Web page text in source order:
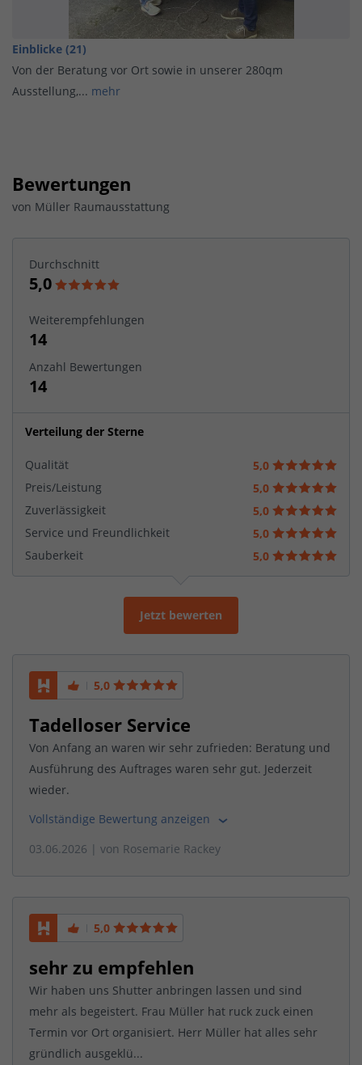
Einblicke (21)
Von der Beratung vor Ort sowie in unserer 280qm
Ausstellung,... mehr
Bewertungen
von Müller Raumausstattung
Durchschnitt
5,0
Weiterempfehlungen
14
Anzahl Bewertungen
14
Verteilung der Sterne
Qualität
5,0
Preis/Leistung
5,0
Zuverlässigkeit
5,0
Service und Freundlichkeit
5,0
Sauberkeit
5,0
Jetzt bewerten
5,0
Tadelloser Service
Von Anfang an waren wir sehr zufrieden: Beratung und
Ausführung des Auftrages waren sehr gut. Jederzeit
wieder.
Vollständige Bewertung anzeigen
03.06.2026 | von Rosemarie Rackey
5,0
sehr zu empfehlen
Wir haben uns Shutter anbringen lassen und sind
mehr als begeistert. Frau Müller hat ruck zuck einen
Termin vor Ort organisiert. Herr Müller hat alles sehr
gründlich ausgeklü...